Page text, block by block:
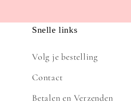
Snelle links
Volg je bestelling
Contact
Betalen en Verzenden